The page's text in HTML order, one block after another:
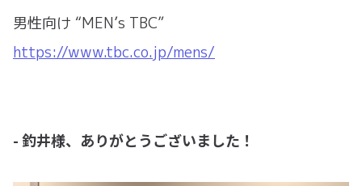
男性向け “MEN’s TBC”
https://www.tbc.co.jp/mens/
- 釣井様、ありがとうございました！